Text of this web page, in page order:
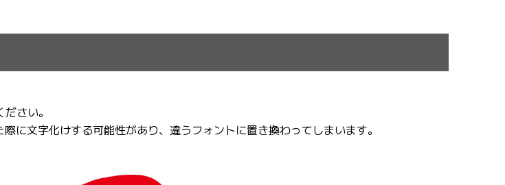
さい。
に文字化けする可能性があり、違うフォントに置き換わってしまいます。